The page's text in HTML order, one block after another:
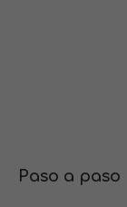
Paso a paso